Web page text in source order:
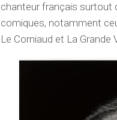
chanteur français surtout
comiques, notamment
Le Corniaud et La Grande